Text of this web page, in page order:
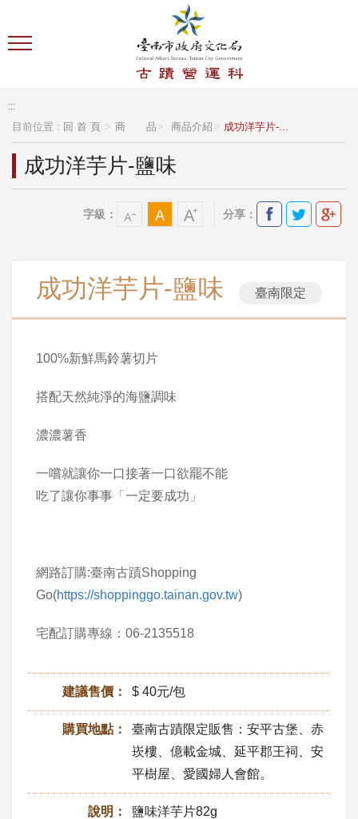
:::
目前位置 : 回 首 頁 商 品 商品介紹 成功洋芋片-...
成功洋芋片-鹽味
字級： 分享：
成功洋芋片-鹽味 臺南限定
100%新鮮馬鈴薯切片
搭配天然純淨的海鹽調味
濃濃薯香
一嚐就讓你一口接著一口欲罷不能
吃了讓你事事「一定要成功」
網路訂購:臺南古蹟Shopping
Go(https://shoppinggo.tainan.gov.tw)
宅配訂購專線：06-2135518
建議售價： $ 40元/包
購買地點：
臺南古蹟限定販售：安平古堡、赤
崁樓、億載金城、延平郡王祠、安
平樹屋、愛國婦人會館。
說明： 鹽味洋芋片82g